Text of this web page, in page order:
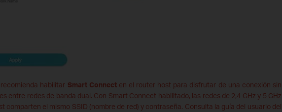
habilitar Smart Connecten el router host para disfrutar de una conexión sin
entre redes de banda dual. Con Smart Connect habilitado, las redes de 2,4 GHz y 5 GHz
comparten el mismo SSID (nombre de red) y contraseña. Consulta la guía del usuario del